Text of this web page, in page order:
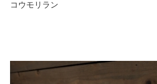
コウモリラン